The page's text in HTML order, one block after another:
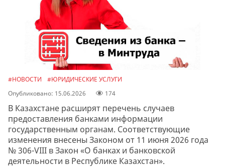
#НОВОСТИ
#ЮРИДИЧЕСКИЕ УСЛУГИ
Опубликовано: 15.06.2026
174
В Казахстане расширят перечень случаев
предоставления банками информации
государственным органам. Соответствующие
изменения внесены Законом от 11 июня 2026 года
№ 306-VIII в Закон «О банках и банковской
деятельности в Республике Казахстан».